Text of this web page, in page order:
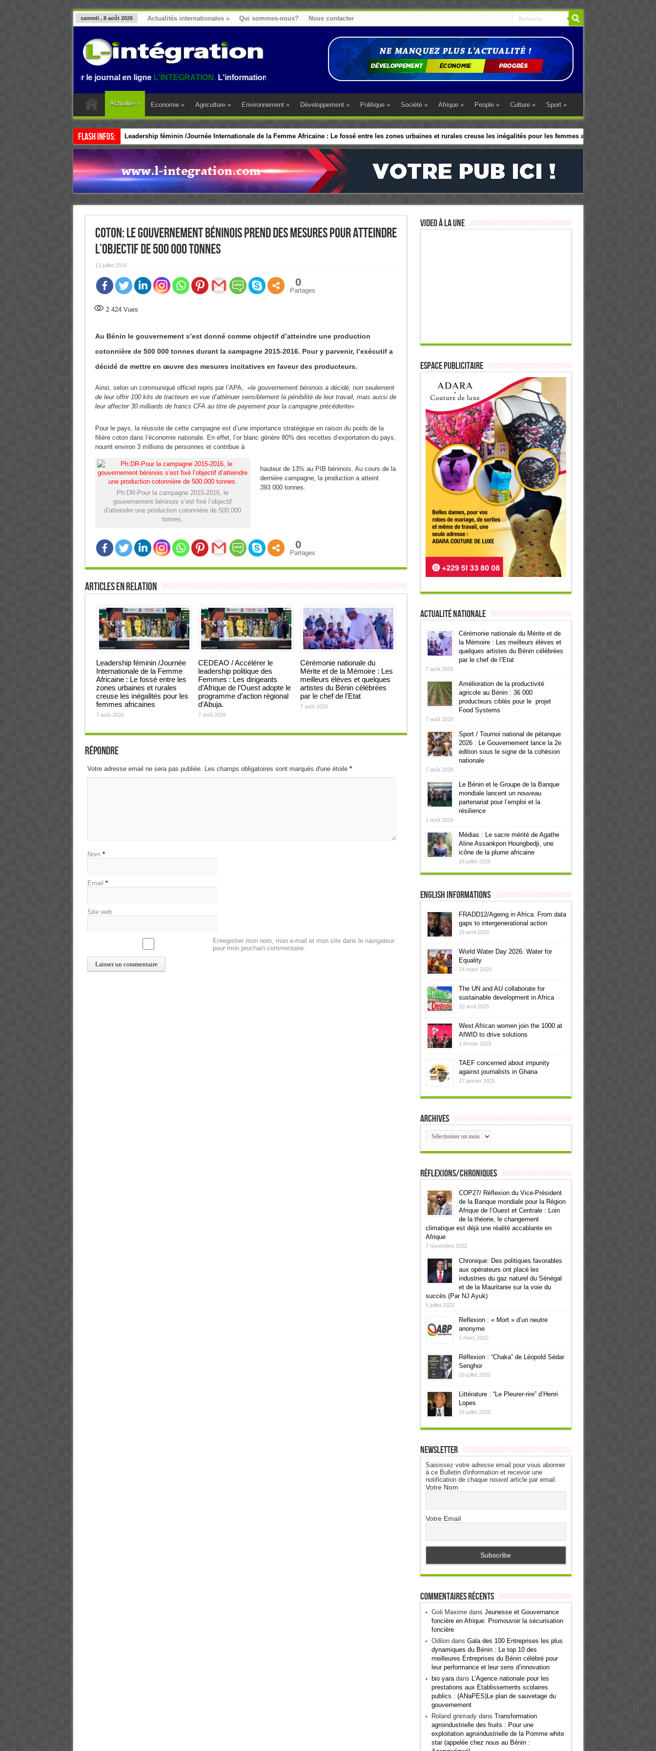
samedi , 8 août 2026 Actualités internationales » Qui sommes-nous? Nous contacter
sur le journal en ligneL'INTEGRATION.L'information au Benin, en Afrique et dans le monde.
Actualité » Economie » Agriculture » Environnement » Développement » Politique » Société » Afrique » People » Culture » Sport »
Flash Infos: Leadership féminin /Journée Internationale de la Femme Africaine : Le fossé entre les zones urbaines et rurales creuse les inégalités pour les femmes africaines
Coton: le gouvernement béninois prend des mesures pour atteindre
l’objectif de 500 000 tonnes
13 juillet 2015
0
Partages
2 424Vues
Au Bénin le gouvernement s’est donné comme objectif d’atteindre une production
cotonnière de 500 000 tonnes durant la campagne 2015-2016. Pour y parvenir, l’exécutif a
décidé de mettre en œuvre des mesures incitatives en faveur des producteurs.
Ainsi, selon un communiqué officiel repris par l’APA, «le gouvernement béninois a décidé, non seulement
de leur offrir 100 kits de tracteurs en vue d’atténuer sensiblement la pénibilité de leur travail, mais aussi de
leur affecter 30 milliards de francs CFA au titre de payement pour la campagne précédente».
Pour le pays, la réussite de cette campagne est d’une importance stratégique en raison du poids de la
filière coton dans l’économie nationale. En effet, l’or blanc génère 80% des recettes d’exportation du pays,
nourrit environ 3 millions de personnes et contribue à
Ph:DR-Pour la campagne 2015-2016, le
gouvernement béninois s’est fixé l’objectif
d’atteindre une production cotonnière de 500.000
tonnes.
hauteur de 13% au PIB béninois. Au cours de la
dernière campagne, la production a atteint
393 000 tonnes.
0
Partages
Articles en relation
Leadership féminin /Journée
Internationale de la Femme
Africaine : Le fossé entre les
zones urbaines et rurales
creuse les inégalités pour les
femmes africaines
7 août 2026
CEDEAO / Accélérer le
leadership politique des
Femmes : Les dirigeants
d’Afrique de l’Ouest adopte le
programme d’action régional
d’Abuja.
7 août 2026
Cérémonie nationale du
Mérite et de la Mémoire : Les
meilleurs élèves et quelques
artistes du Bénin célébrées
par le chef de l’Etat
7 août 2026
Répondre
Votre adresse email ne sera pas publiée. Les champs obligatoires sont marqués d'une étoile *
Nom *
Email *
Site web
Enregistrer mon nom, mon e-mail et mon site dans le navigateur
pour mon prochain commentaire.
Video à la Une
ESPACE PUBLICITAIRE
Actualité Nationale
Cérémonie nationale du Mérite et de
la Mémoire : Les meilleurs élèves et
quelques artistes du Bénin célébrées
par le chef de l’Etat
7 août 2026
Amélioration de la productivité
agricole au Bénin : 36 000
producteurs ciblés pour le projet
Food Systems
7 août 2026
Sport / Tournoi national de pétanque
2026 : Le Gouvernement lance la 2e
édition sous le signe de la cohésion
nationale
7 août 2026
Le Bénin et le Groupe de la Banque
mondiale lancent un nouveau
partenariat pour l’emploi et la
résilience
1 août 2026
Médias : Le sacre mérité de Agathe
Aline Assankpon Houngbedji, une
icône de la plume africaine
24 juillet 2026
English informations
FRADD12/Ageing in Africa: From data
gaps to intergenerational action
29 avril 2026
World Water Day 2026: Water for
Equality
24 mars 2026
The UN and AU collaborate for
sustainable development in Africa
10 avril 2025
West African women join the 1000 at
AfWID to drive solutions
1 février 2025
TAEF concerned about impunity
against journalists in Ghana
27 janvier 2025
Archives
Archives
Réflexions/Chroniques
COP27/ Réflexion du Vice-Président
de la Banque mondiale pour la Région
Afrique de l’Ouest et Centrale : Loin
de la théorie, le changement
climatique est déjà une réalité accablante en
Afrique
7 novembre 2022
Chronique: Des politiques favorables
aux opérateurs ont placé les
industries du gaz naturel du Sénégal
et de la Mauritanie sur la voie du
succès (Par NJ Ayuk)
5 juillet 2022
Reflexion : « Mort » d’un neutre
anonyme
1 mars 2022
Réflexion : “Chaka” de Léopold Sédar
Senghor
26 juillet 2020
Littérature : “Le Pleurer-rire” d’Henri
Lopes
16 juillet 2020
Newsletter
Saisissez votre adresse email pour vous abonner
à ce Bulletin d'information et recevoir une
notification de chaque nouvel article par email.
Votre Nom
Votre Email
Commentaires récents
Goli Maximedans Jeunesse et Gouvernance
foncière en Afrique: Promouvoir la sécurisation
foncière
Odilondans Gala des 100 Entreprises les plus
dynamiques du Bénin : Le top 10 des
meilleures Entreprises du Bénin célébré pour
leur performance et leur sens d’innovation
bio yaradans L’Agence nationale pour les
prestations aux Etablissements scolaires
publics : (ANaPES)Le plan de sauvetage du
gouvernement
Roland gnimadydans Transformation
agroindustrielle des fruits : Pour une
exploitation agroindustrielle de la Pomme white
star (appelée chez nous au Bénin :